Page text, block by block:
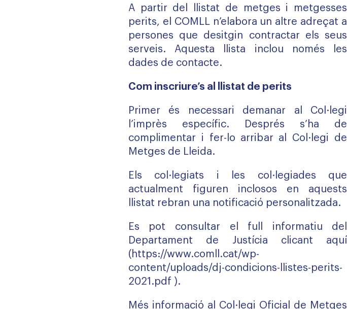
A partir del llistat de metges i metgesses
perits, el COMLL n’elabora un altre adreçat a
persones que desitgin contractar els seus
serveis. Aquesta llista inclou només les
dades de contacte.
Com inscriure’s al llistat de perits
Primer és necessari demanar al Col·legi
l’imprès específic. Després s’ha de
complimentar i fer-lo arribar al Col·legi de
Metges de Lleida.
Els col·legiats i les col·legiades que
actualment figuren inclosos en aquests
llistat rebran una notificació personalitzada.
Es pot consultar el full informatiu del
Departament de Justícia clicant aquí
(https://www.comll.cat/wp-
content/uploads/dj-condicions-llistes-perits-
2021.pdf ).
Més informació al Col·legi Oficial de Metges